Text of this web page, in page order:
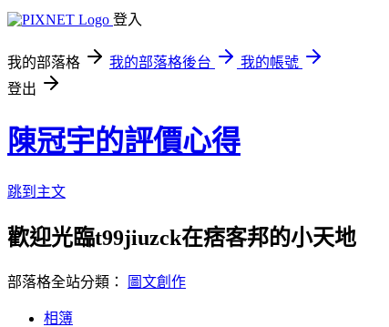
登入
我的部落格 我的部落格後台
我的帳號
登出
陳冠宇的評價心得
跳到主文
歡迎光臨t99jiuzck在痞客邦的小天地
部落格全站分類： 圖文創作
相簿